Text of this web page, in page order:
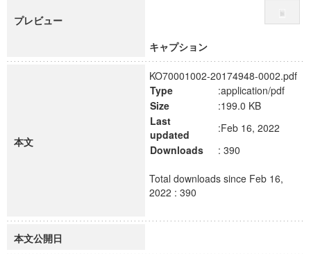
プレビュー
キャプション
本文
KO70001002-20174948-0002.pdf
Type
:application/pdf
Size
:199.0 KB
Last
updated
:Feb 16, 2022
Downloads
: 390
Total downloads since Feb 16,
2022 : 390
本文公開日